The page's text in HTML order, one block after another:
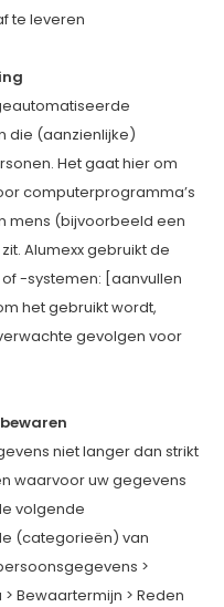
te leveren
die (aanzienlijke)
Het gaat hier om
computerprogramma’s
mens (bijvoorbeeld een
Alumexx gebruikt de
-systemen: [aanvullen
het gebruikt wordt,
gevolgen voor
niet langer dan strikt
waarvoor uw gegevens
volgende
(categorieën) van
>
Bewaartermijn > Reden